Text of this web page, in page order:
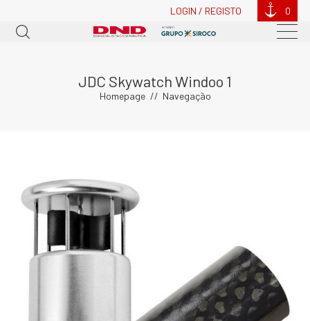
LOGIN / REGISTO 0
JDC Skywatch Windoo 1
Homepage Navegação